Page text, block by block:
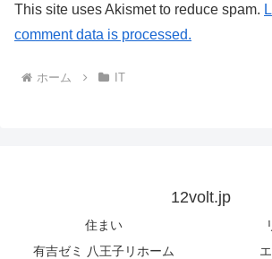
This site uses Akismet to reduce spam.
comment data is processed.
ホーム IT
12volt.jp
住まい
有吉ゼミ 八王子リホーム